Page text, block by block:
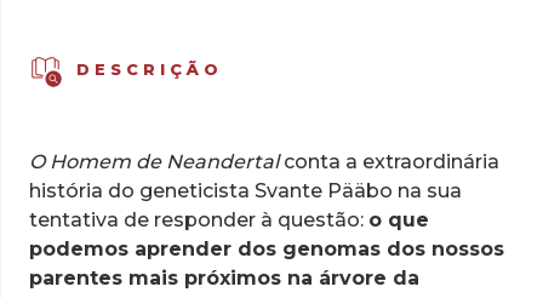
DESCRIÇÃO
O Homem de Neandertalconta a extraordinária
história do geneticista Svante Pääbo na sua
tentativa de responder à questão: o que
podemos aprender dos genomas dos nossos
parentes mais próximos na árvore da